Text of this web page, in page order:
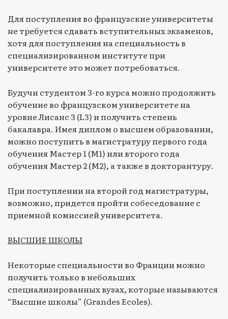
Для поступления во французские университеты
не требуется сдавать вступительных экзаменов,
хотя для поступления на специальность в
специализированном институте при
университете это может потребоваться.
Будучи студентом 3-го курса можно продолжить
обучение во французском университете на
уровне Лисанс 3 (L3) и получить степень
бакалавра. Имея диплом о высшем образовании,
можно поступить в магистратуру первого года
обучения Мастер 1 (M1) или второго года
обучения Мастер 2 (М2), а также в докторантуру.
При поступлении на второй год магистратуры,
возможно, придется пройти собеседование с
приемной комиссией университета.
ВЫСШИЕ ШКОЛЫ
Некоторые специальности во Франции можно
получить только в небольших
специализированных вузах, которые называются
“Высшие школы” (Grandes Ecoles).